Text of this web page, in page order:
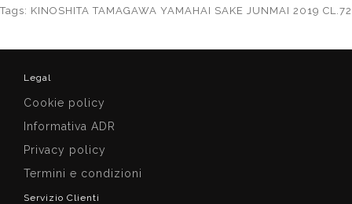
Tags: KINOSHITA TAMAGAWA YAMAHAI SAKE JUNMAI 2019 CL.72
Legal
Cookie policy
Informativa ADR
Privacy policy
Termini e condizioni
Servizio Clienti